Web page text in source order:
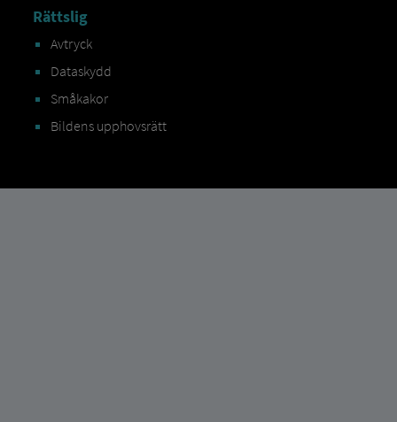
Rättslig
Avtryck
Dataskydd
Småkakor
Bildens upphovsrätt